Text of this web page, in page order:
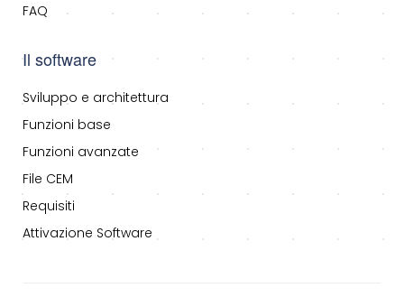
FAQ
Il software
Sviluppo e architettura
Funzioni base
Funzioni avanzate
File CEM
Requisiti
Attivazione Software